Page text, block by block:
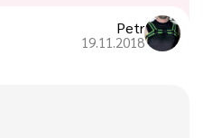
Petr
19.11.2018